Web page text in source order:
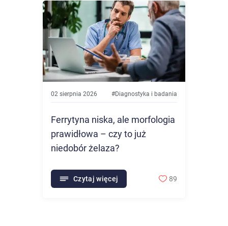
02 sierpnia 2026 #Diagnostyka i badania
Ferrytyna niska, ale morfologia
prawidłowa – czy to już
niedobór żelaza?
Czytaj więcej 89